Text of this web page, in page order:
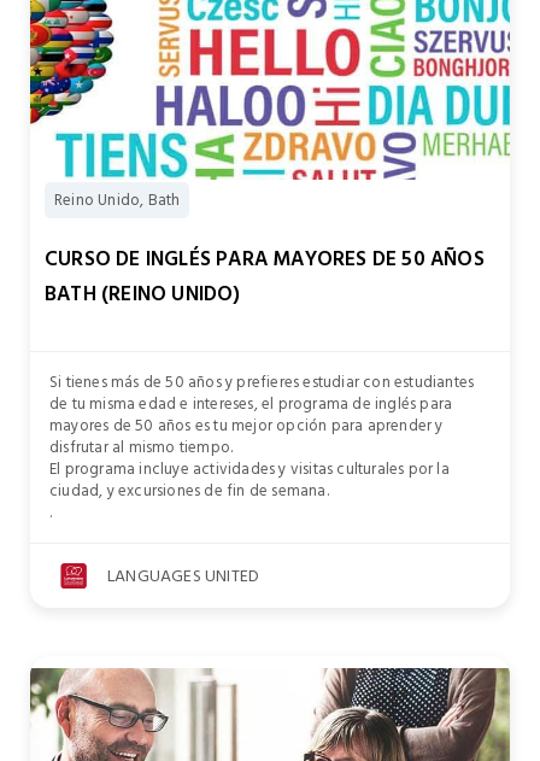
Reino Unido, Bath
CURSO DE INGLÉS PARA MAYORES DE 50 AÑOS
BATH (REINO UNIDO)
Si tienes más de 50 años y prefieres estudiar con estudiantes
de tu misma edad e intereses, el programa de inglés para
mayores de 50 años es tu mejor opción para aprender y
disfrutar al mismo tiempo.
El programa incluye actividades y visitas culturales por la
ciudad, y excursiones de fin de semana.
.
LANGUAGES UNITED